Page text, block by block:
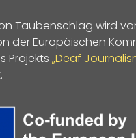
Taubenschlag wird
der Europäischen
Projekts „Deaf